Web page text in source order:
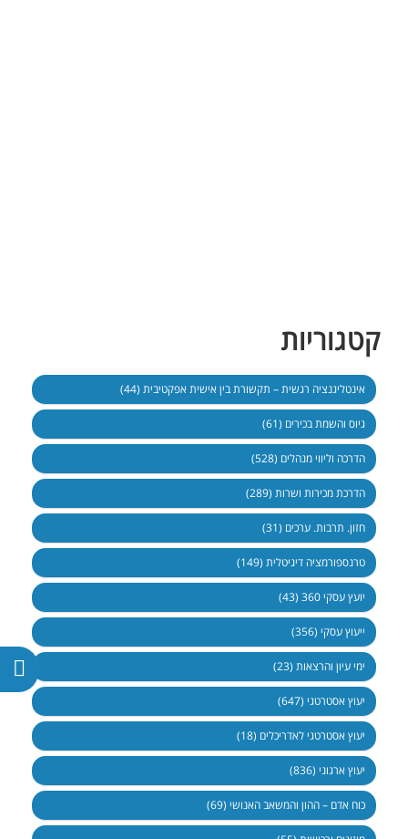
קטגוריות
אינטליגנציה רגשית – תקשורת בין אישית אפקטיבית (44)
גיוס והשמת בכירים (61)
הדרכה וליווי מנהלים (528)
הדרכת מכירות ושרות (289)
חזון. תרבות. ערכים (31)
טרנספורמציה דיגיטלית (149)
יועץ עסקי 360 (43)
ייעוץ עסקי (356)
ימי עיון והרצאות (23)
יעוץ אסטרטגי (647)
יעוץ אסטרטגי לאדריכלים (18)
יעוץ ארגוני (836)
כוח אדם – ההון והמשאב האנושי (69)